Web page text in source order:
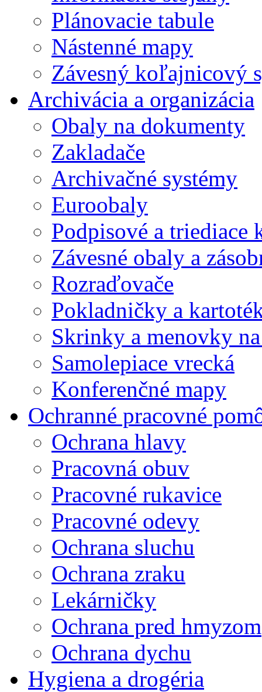
Plánovacie tabule
Nástenné mapy
Závesný koľajnicový
Archivácia a organizácia
Obaly na dokumenty
Zakladače
Archivačné systémy
Euroobaly
Podpisové a triediace
Závesné obaly a
Rozraďovače
Pokladničky a
Skrinky a menovky
Samolepiace vrecká
Konferenčné mapy
Ochranné pracovné
Ochrana hlavy
Pracovná obuv
Pracovné rukavice
Pracovné odevy
Ochrana sluchu
Ochrana zraku
Lekárničky
Ochrana pred hmyzom
Ochrana dychu
Hygiena a drogéria